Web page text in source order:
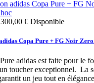
300,00 € Disponible
Copa Pure + FG Noir
adidas est faite pour le
toucher exceptionnel. La
un jeu tout en